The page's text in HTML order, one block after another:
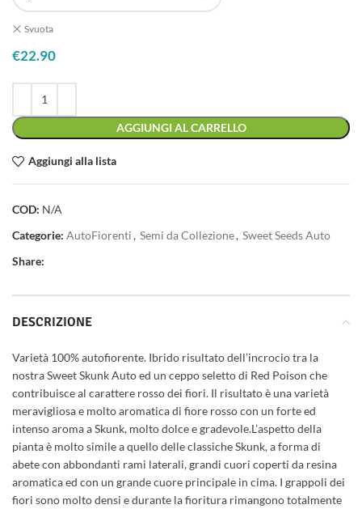
Svuota
€22.90
AGGIUNGI AL CARRELLO
Aggiungi alla lista
COD: N/A
Categorie: AutoFiorenti, Semi da Collezione, Sweet Seeds Auto
Share:
DESCRIZIONE
Varietà 100% autofiorente. Ibrido risultato dell’incrocio tra la
nostra Sweet Skunk Auto ed un ceppo seletto di Red Poison che
contribuisce al carattere rosso dei fiori. Il risultato è una varietà
meravigliosa e molto aromatica di fiore rosso con un forte ed
intenso aroma a Skunk, molto dolce e gradevole.L’aspetto della
pianta è molto simile a quello delle classiche Skunk, a forma di
abete con abbondanti rami laterali, grandi cuori coperti da resina
aromatica ed con un grande cuore principale in cima. I grappoli dei
fiori sono molto densi e durante la fioritura rimangono totalmente